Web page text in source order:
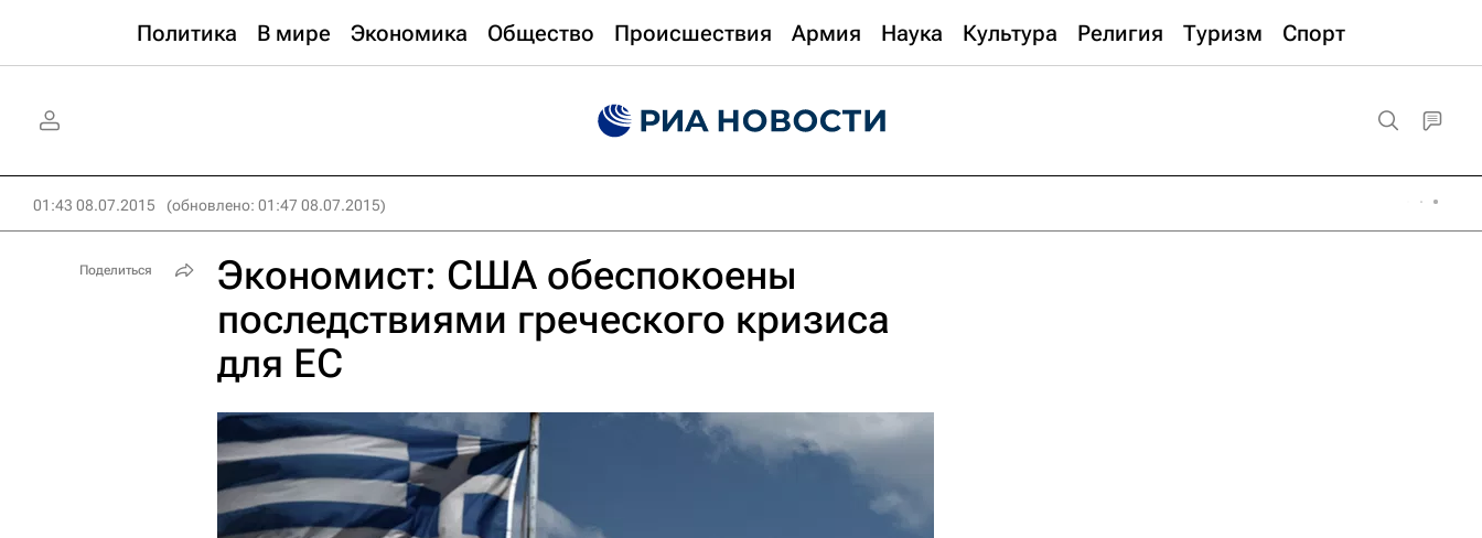
Политика В мире Экономика Общество Происшествия Армия Наука Культура Религия Туризм Спорт
01:43 08.07.2015 (обновлено: 01:47 08.07.2015)
Экономист: США обеспокоены
последствиями греческого кризиса
для ЕС
Поделиться